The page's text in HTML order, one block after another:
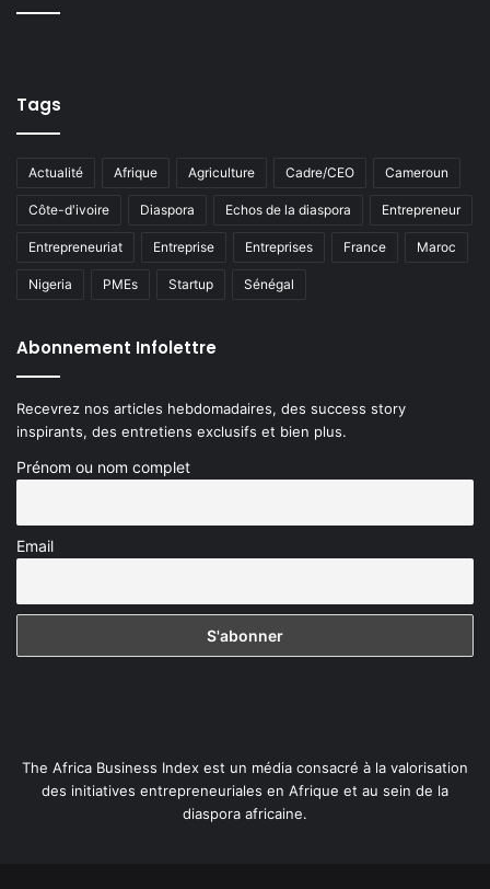
Tags
Actualité Afrique Agriculture Cadre/CEO Cameroun
Côte-d'ivoire Diaspora Echos de la diaspora Entrepreneur
Entrepreneuriat Entreprise Entreprises France Maroc
Nigeria PMEs Startup Sénégal
Abonnement Infolettre
Recevrez nos articles hebdomadaires, des success story
inspirants, des entretiens exclusifs et bien plus.
Prénom ou nom complet
Email
The Africa Business Index est un média consacré à la valorisation
des initiatives entrepreneuriales en Afrique et au sein de la
diaspora africaine.